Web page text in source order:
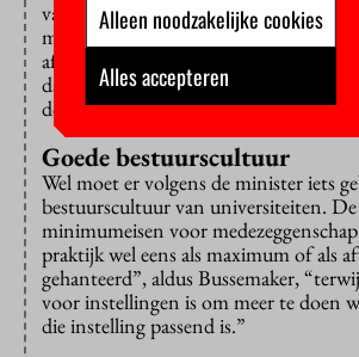
van docenten. En die
maar een experiment. Er komen in
afspraken, die bovendien
daar moeten medezeggenschap,
docenten bij betrokken worden.
Goede bestuurscultuur
Wel moet er volgens de minister iets
bestuurscultuur van universiteiten.
minimumeisen voor
praktijk wel eens als maximum of als
gehanteerd”, aldus Bussemaker,
voor instellingen is om meer te doen
die instelling passend is.”
Alleen noodzakelijke cookies
Alles accepteren